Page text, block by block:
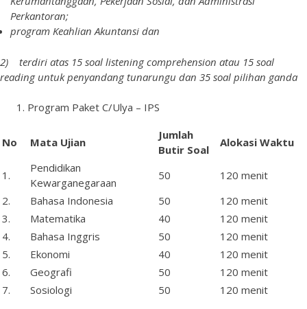
Perkantoran;
program Keahlian Akuntansi dan
2) terdiri atas 15 soal listening comprehension atau 15 soal
reading untuk penyandang tunarungu dan 35 soal pilihan ganda
Program Paket C/Ulya – IPS
No Mata Ujian
Jumlah
Butir Soal
Alokasi Waktu
1.
Pendidikan
Kewarganegaraan
50
120 menit
2.
Bahasa Indonesia 50
120 menit
3.
Matematika 40
120 menit
4.
Bahasa Inggris 50
120 menit
5.
Ekonomi 40
120 menit
6.
Geografi 50
120 menit
7.
Sosiologi 50
120 menit